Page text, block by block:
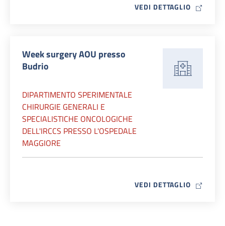
VEDI DETTAGLIO MAP ICON
Week surgery AOU presso
Budrio
DIPARTIMENTO SPERIMENTALE
CHIRURGIE GENERALI E
SPECIALISTICHE ONCOLOGICHE
DELL'IRCCS PRESSO L'OSPEDALE
MAGGIORE
VEDI DETTAGLIO MAP ICON